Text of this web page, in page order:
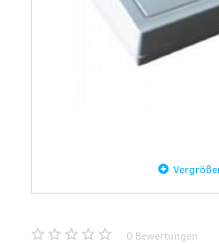
0 Bewertungen